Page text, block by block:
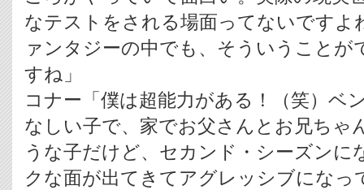
なテストをされる場面ってないですよ
ァンタジーの中でも、そういうことが
すね」
コナー「僕は超能力がある！（笑）ベ
なしい子で、家でお父さんとお兄ちゃ
うな子だけど、セカンド・シーズンに
クな面が出てきてアグレッシブになっ